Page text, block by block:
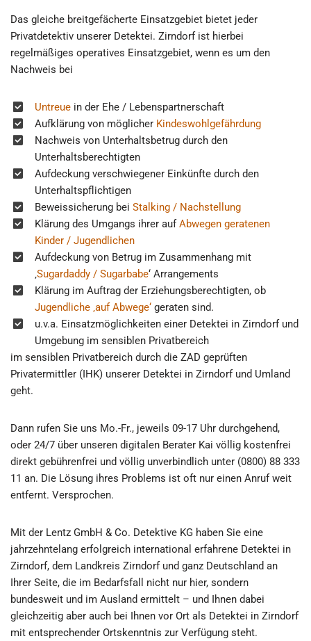
Das gleiche breitgefächerte Einsatzgebiet bietet jeder
Privatdetektiv unserer Detektei. Zirndorf ist hierbei
regelmäßiges operatives Einsatzgebiet, wenn es um den
Nachweis bei
Untreue in der Ehe / Lebenspartnerschaft
Aufklärung von möglicher Kindeswohlgefährdung
Nachweis von Unterhaltsbetrug durch den
Unterhaltsberechtigten
Aufdeckung verschwiegener Einkünfte durch den
Unterhaltspflichtigen
Beweissicherung bei Stalking / Nachstellung
Klärung des Umgangs ihrer aufAbwegen geratenen
Kinder / Jugendlichen
Aufdeckung von Betrug im Zusammenhang mit
‚Sugardaddy / Sugarbabe‘ Arrangements
Klärung im Auftrag der Erziehungsberechtigten, ob
Jugendliche ‚auf Abwege‘ geraten sind.
u.v.a. Einsatzmöglichkeiten einer Detektei in Zirndorf und
Umgebung im sensiblen Privatbereich
im sensiblen Privatbereich durch die ZAD geprüften
Privatermittler (IHK) unserer Detektei in Zirndorf und Umland
geht.
Dann rufen Sie uns Mo.-Fr., jeweils 09-17 Uhr durchgehend,
oder 24/7 über unseren digitalen Berater Kai völlig kostenfrei
direkt gebührenfrei und völlig unverbindlich unter (0800) 88 333
11 an. Die Lösung ihres Problems ist oft nur einen Anruf weit
entfernt. Versprochen.
Mit der Lentz GmbH & Co. Detektive KG haben Sie eine
jahrzehntelang erfolgreich international erfahrene Detektei in
Zirndorf, dem Landkreis Zirndorf und ganz Deutschland an
Ihrer Seite, die im Bedarfsfall nicht nur hier, sondern
bundesweit und im Ausland ermittelt – und Ihnen dabei
gleichzeitig aber auch bei Ihnen vor Ort als Detektei in Zirndorf
mit entsprechender Ortskenntnis zur Verfügung steht.